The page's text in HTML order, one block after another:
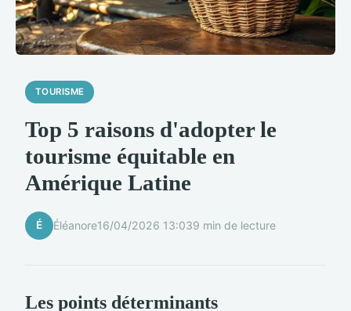
TOURISME
Top 5 raisons d'adopter le
tourisme équitable en
Amérique Latine
É Éléanore16/04/2026 13:039 min de lecture
Les points déterminants